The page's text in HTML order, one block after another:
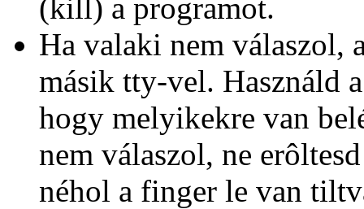
(kill) a programot.
Ha valaki nem válaszol,
másik tty-vel. Használd
hogy melyikekre van
nem válaszol, ne
néhol a finger le van